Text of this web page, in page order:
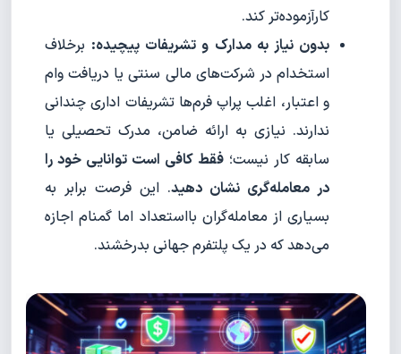
کارآزموده‌تر کند.
بدون نیاز به مدارک و تشریفات پیچیده: برخلاف
استخدام در شرکت‌های مالی سنتی یا دریافت وام
و اعتبار، اغلب پراپ فرم‌ها تشریفات اداری چندانی
ندارند. نیازی به ارائه ضامن، مدرک تحصیلی یا
سابقه کار نیست؛ فقط کافی است توانایی خود را
در معامله‌گری نشان دهید. این فرصت برابر به
بسیاری از معامله‌گران بااستعداد اما گمنام اجازه
می‌دهد که در یک پلتفرم جهانی بدرخشند.